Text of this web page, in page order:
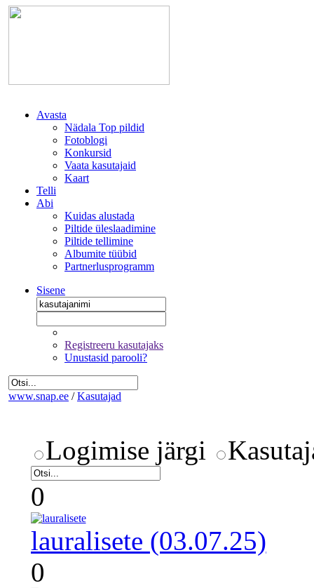
Avasta
Nädala Top pildid
Fotoblogi
Konkursid
Vaata kasutajaid
Kaart
Telli
Abi
Kuidas alustada
Piltide üleslaadimine
Piltide tellimine
Albumite tüübid
Partnerlusprogramm
Sisene
Registreeru kasutajaks
Unustasid parooli?
www.snap.ee / Kasutajad
Logimise järgi
0
lauralisete (03.07.25)
0